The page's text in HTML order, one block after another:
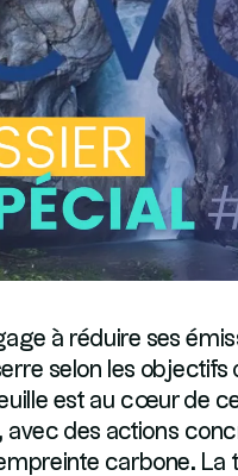
à réduire ses
selon les objectifs
est au cœur de
avec des actions
carbone. La